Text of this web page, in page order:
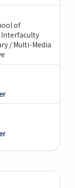
of
/ Multi-Media